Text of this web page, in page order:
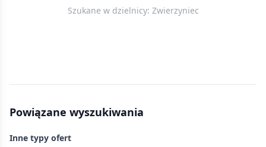
metr
wybierz
w
Szukane w dzielnicy: Zwierzyniec
Powiązane wyszukiwania
Inne typy ofert